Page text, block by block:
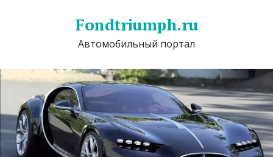
Fondtriumph.ru
Автомобильный портал